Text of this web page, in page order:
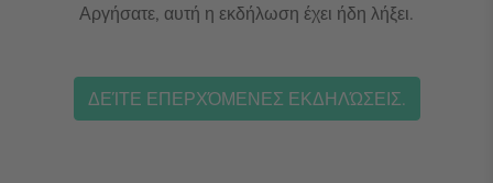
Αργήσατε, αυτή η εκδήλωση έχει ήδη λήξει.
ΔΕΊΤΕ ΕΠΕΡΧΌΜΕΝΕΣ ΕΚΔΗΛΏΣΕΙΣ.